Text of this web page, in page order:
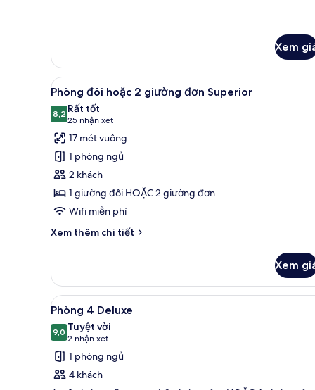
Xem
Xem
tất
cả
ảnh
Phòng
đôi
hoặc
2
giường
đơn
Phòng đôi hoặc 2 giường
19
Phòng đôi hoặc 2 giường đơn Superior
8,28,2 trên 10
Rất tốt
25 nhận xét
(25
nhận
xét)
17 mét vuông
1 phòng ngủ
2 khách
1 giường đôi HOẶC 2 giường đơn
Wifi miễn phí
Xem thêm chi tiết
Chi
Phòng
đôi
hoặc
giường
đơn
Superior
Xem
Xem
tất
cả
ảnh
Phòng
4
Phòng 4 Deluxe | Minibar,
3
Phòng 4 Deluxe
9,09,0 trên 10
Tuyệt vời
2 nhận xét
(2
nhận
xét)
1 phòng ngủ
4 khách